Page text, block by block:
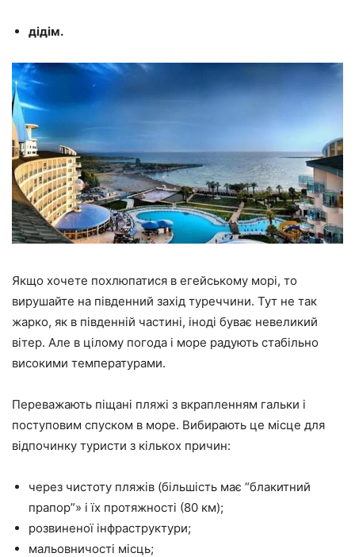
дідім.
Якщо хочете похлюпатися в егейському морі, то
вирушайте на південний захід туреччини. Тут не так
жарко, як в південній частині, іноді буває невеликий
вітер. Але в цілому погода і море радують стабільно
високими температурами.
Переважають піщані пляжі з вкрапленням гальки і
поступовим спуском в море. Вибирають це місце для
відпочинку туристи з кількох причин:
через чистоту пляжів (більшість має “блакитний
прапор”» і їх протяжності (80 км);
розвиненої інфраструктури;
мальовничості місць;